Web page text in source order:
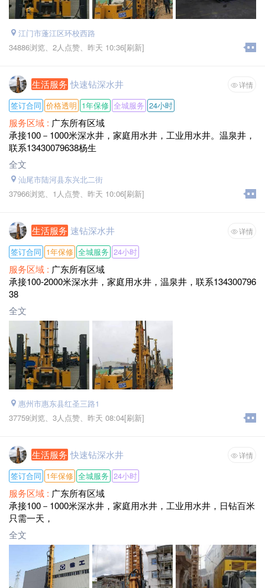
江门市蓬江区环校西路
34886浏览、 2人点赞、 昨天 10:36[刷新]
生活服务 快速钻深水井 详情
签订合同 价格透明 1年保修 全城服务 24小时
服务区域 : 广东所有区域
承接100－1000米深水井，家庭用水井，工业用水井。温泉井，
联系13430079638杨生
全文
汕尾市陆河县东兴北二街
37966浏览、 1人点赞、 昨天 10:06[刷新]
生活服务 速钻深水井 详情
签订合同 1年保修 全城服务 24小时
服务区域 : 广东所有区域
承接100-2000米深水井，家庭用水井，温泉井，联系134300796
38
全文
惠州市惠东县红圣三路1
37759浏览、 3人点赞、 昨天 08:04[刷新]
生活服务 快速钻深水井 详情
签订合同 1年保修 全城服务 24小时
服务区域 : 广东所有区域
承接100－1000米深水井，家庭用水井，工业用水井，日钻百米
只需一天，
全文